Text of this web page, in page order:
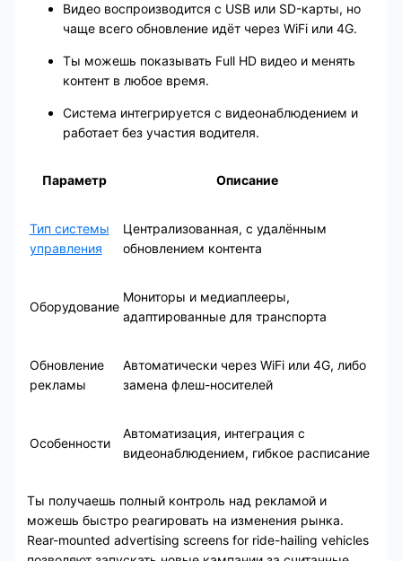
Видео воспроизводится с USB или SD-карты, но
чаще всего обновление идёт через WiFi или 4G.
Ты можешь показывать Full HD видео и менять
контент в любое время.
Система интегрируется с видеонаблюдением и
работает без участия водителя.
Параметр Описание
Тип системы
управления
Централизованная, с удалённым
обновлением контента
Оборудование
Мониторы и медиаплееры,
адаптированные для транспорта
Обновление
рекламы
Автоматически через WiFi или 4G, либо
замена флеш-носителей
Особенности
Автоматизация, интеграция с
видеонаблюдением, гибкое расписание
Ты получаешь полный контроль над рекламой и
можешь быстро реагировать на изменения рынка.
Rear-mounted advertising screens for ride-hailing vehicles